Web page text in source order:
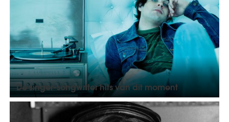
De singer-songwriter hits van dit moment